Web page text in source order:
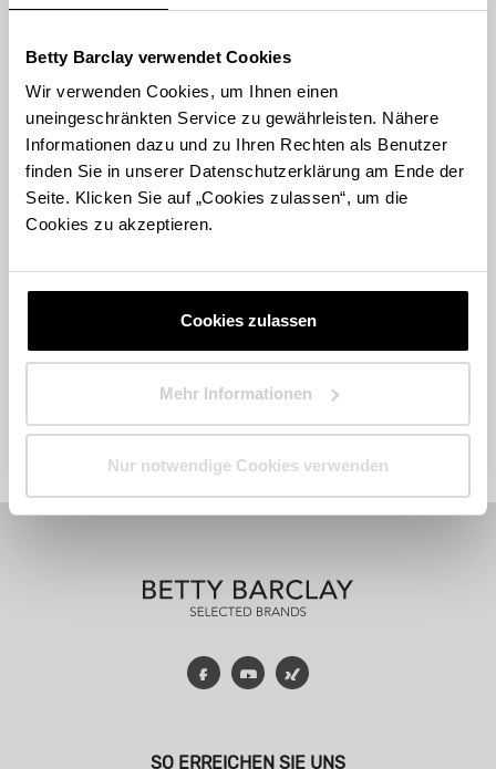
Betty Barclay verwendet Cookies
Wir verwenden Cookies, um Ihnen einen
uneingeschränkten Service zu gewährleisten. Nähere
Informationen dazu und zu Ihren Rechten als Benutzer
finden Sie in unserer Datenschutzerklärung am Ende der
Seite. Klicken Sie auf „Cookies zulassen“, um die
Cookies zu akzeptieren.
Cookies zulassen
Mehr Informationen
Nur notwendige Cookies verwenden
Route berechnen
STORE FINDEN
Fashion Accessoires Parfum
FacebookYouTube
SO ERREICHEN SIE UNS